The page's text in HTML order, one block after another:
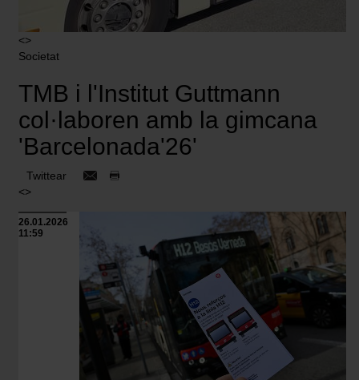
<>
Societat
TMB i l'Institut Guttmann
col·laboren amb la gimcana
'Barcelonada'26'
Twittear
<>
26.01.2026
11:59